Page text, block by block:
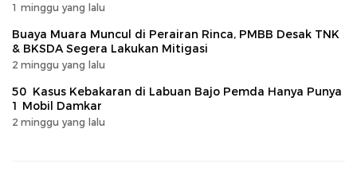
1 minggu yang lalu
Buaya Muara Muncul di Perairan Rinca, PMBB Desak TNK
& BKSDA Segera Lakukan Mitigasi
2 minggu yang lalu
50 Kasus Kebakaran di Labuan Bajo Pemda Hanya Punya
1 Mobil Damkar
2 minggu yang lalu